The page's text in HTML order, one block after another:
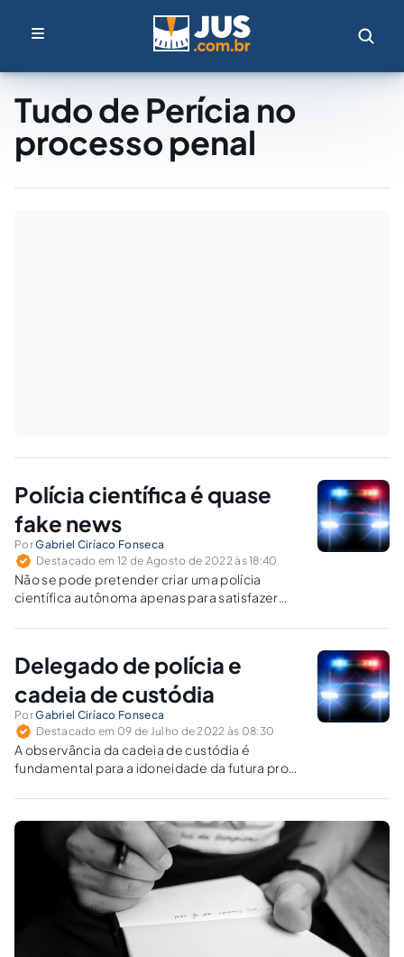
Tudo de Perícia no
processo penal
Polícia científica é quase
fake news
PorGabriel Ciríaco Fonseca
Destacado em 12 de Agosto de 2022 às 18:40
Não se pode pretender criar uma polícia
científica autônoma apenas para satisfazer
direitos, criando uma estrutura que não
Delegado de polícia e
cadeia de custódia
PorGabriel Ciríaco Fonseca
Destacado em 09 de Julho de 2022 às 08:30
A observância da cadeia de custódia é
fundamental para a idoneidade da futura prova
sem interferência de provas ilícitas.